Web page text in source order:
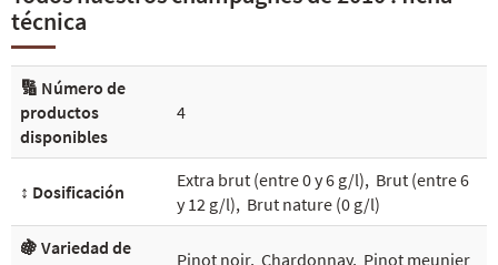
técnica
🔢 Número de
productos
disponibles
4
↕️ Dosificación
Extra brut (entre 0 y 6 g/l), Brut (entre 6
y 12 g/l), Brut nature (0 g/l)
🍇 Variedad de
Pinot noir, Chardonnay, Pinot meunier